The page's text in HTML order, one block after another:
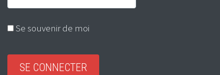
Se souvenir de moi